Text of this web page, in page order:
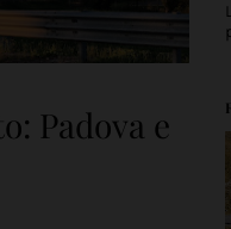
Padova e